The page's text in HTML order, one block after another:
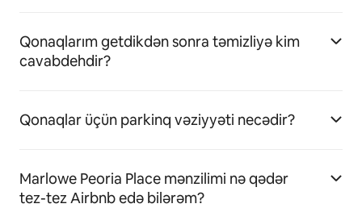
Qonaqlarım getdikdən sonra təmizliyə kim
cavabdehdir?
Qonaqlar üçün parkinq vəziyyəti necədir?
Marlowe Peoria Place mənzilimi nə qədər
tez-tez Airbnb edə bilərəm?